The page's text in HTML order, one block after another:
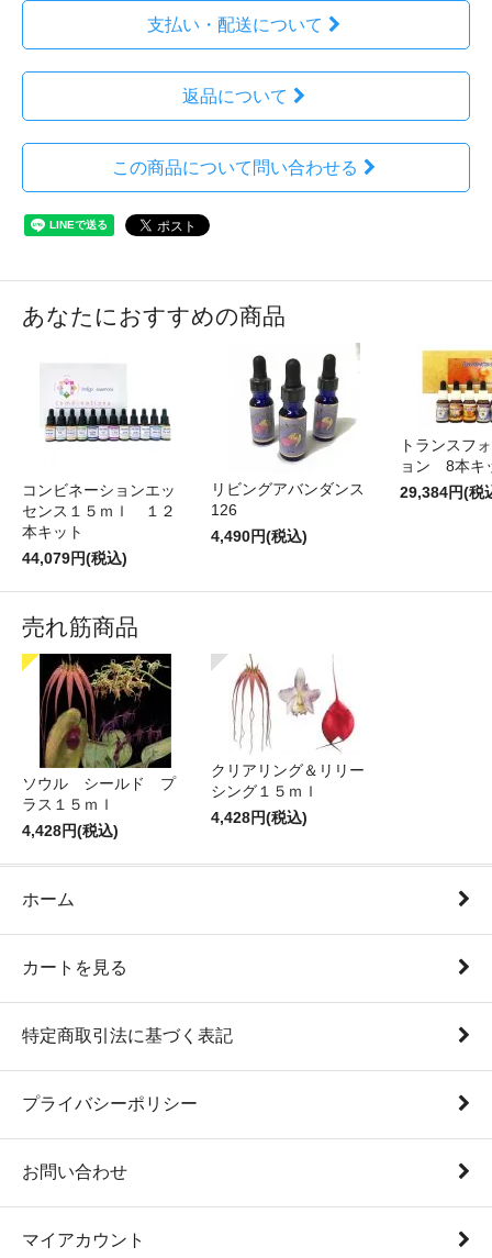
支払い・配送について
返品について
この商品について問い合わせる
あなたにおすすめの商品
コンビネーションエッ
センス１５ｍｌ １２
本キット
44,079円(税込)
リビングアバンダンス
126
4,490円(税込)
トランスフ
ョン 8本キ
29,384円(税
売れ筋商品
ソウル シールド プ
ラス１５ｍｌ
4,428円(税込)
クリアリング＆リリー
シング１５ｍｌ
4,428円(税込)
ホーム
カートを見る
特定商取引法に基づく表記
プライバシーポリシー
お問い合わせ
マイアカウント